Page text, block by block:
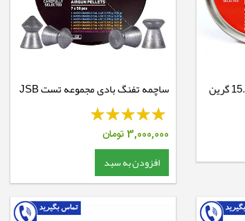
ساچمه تفنگ بادی مجموعه تست JSB
Match Diabolo
3,000,000تومان
افزودن به سبد